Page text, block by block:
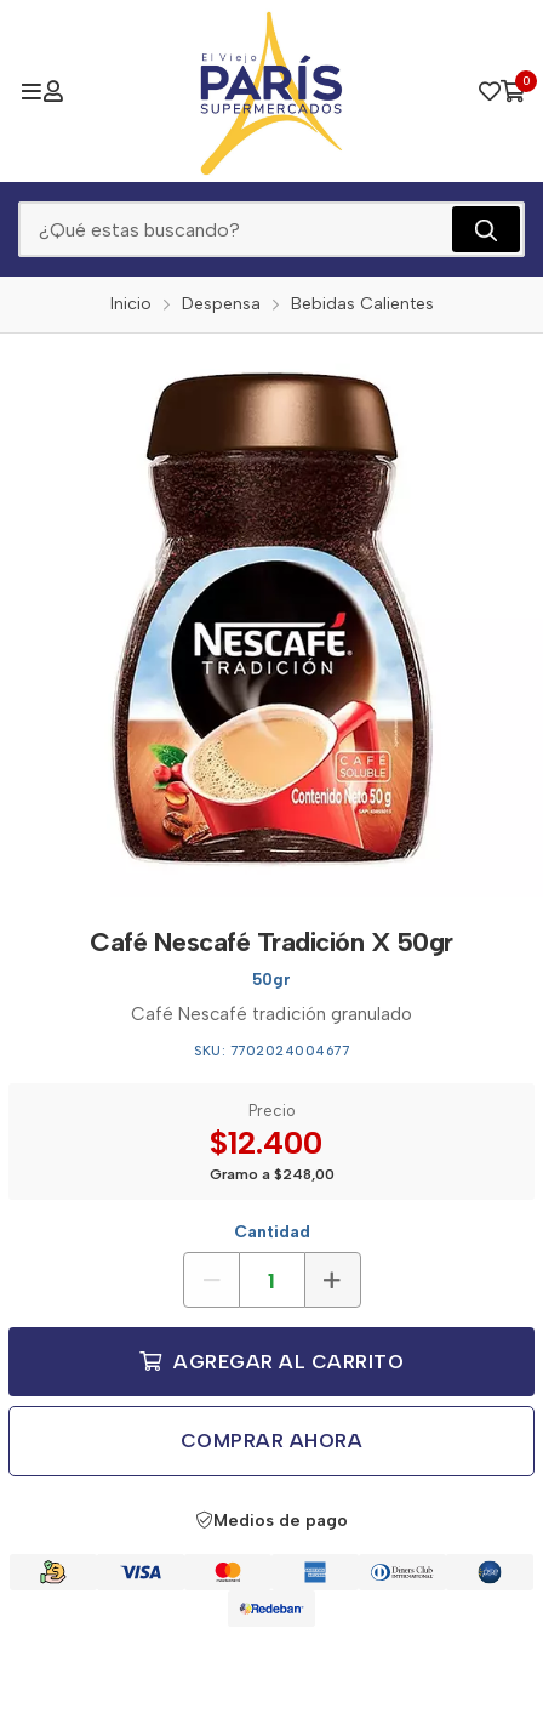
0
Inicio Despensa Bebidas Calientes
Café Nescafé Tradición X 50gr
50gr
Café Nescafé tradición granulado
SKU: 7702024004677
Precio
$12.400
Gramo a $248,00
Cantidad
AGREGAR AL CARRITO
COMPRAR AHORA
Medios de pago